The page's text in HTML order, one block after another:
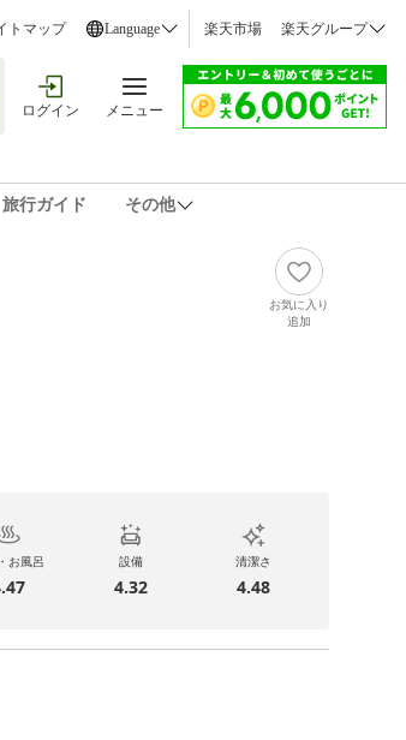
トマップ Language 楽天市場 楽天グループ
ログイン メニュー
旅行ガイド その他
お気に入り
追加
お風呂 設備
4.32
清潔さ
4.48